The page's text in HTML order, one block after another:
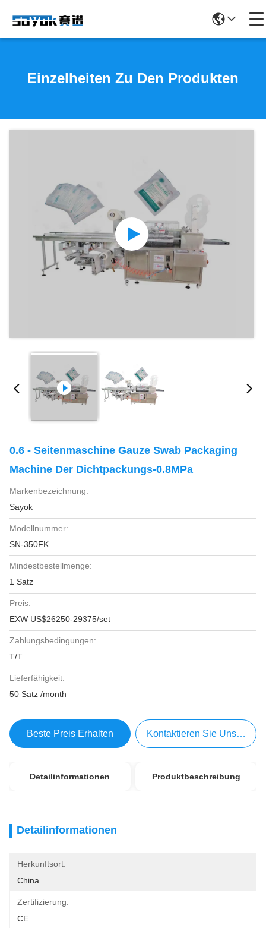
Einzelheiten Zu Den Produkten
0.6 - Seitenmaschine Gauze Swab Packaging
Machine Der Dichtpackungs-0.8MPa
Markenbezeichnung:
Sayok
Modellnummer:
SN-350FK
Mindestbestellmenge:
1 Satz
Preis:
EXW US$26250-29375/set
Zahlungsbedingungen:
T/T
Lieferfähigkeit:
50 Satz /month
Beste Preis Erhalten Kontaktieren Sie Uns Jetzt
Detailinformationen Produktbeschreibung
Detailinformationen
Herkunftsort:
China
Zertifizierung:
CE